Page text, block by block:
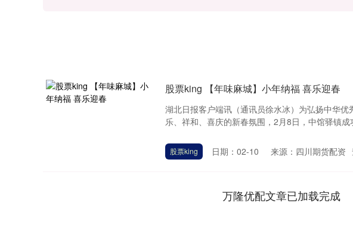
股票king 【年味麻城】小年纳福 喜乐迎春
湖北日报客户端讯（通讯员徐水冰）为弘扬中华
乐、祥和、喜庆的新春氛围，2月8日，中馆驿镇
股票king 日期：02-10 来源：四川期货配资
万隆优配文章已加载完成